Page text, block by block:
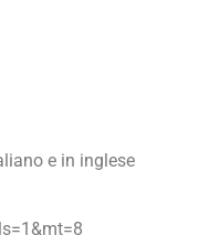
e in inglese